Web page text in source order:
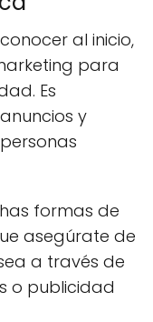
al inicio,
para
Es
y
formas de
asegúrate de
a través de
o publicidad